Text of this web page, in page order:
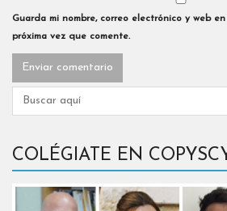
Guarda mi nombre, correo electrónico y web
próxima vez que comente.
COLÉGIATE EN